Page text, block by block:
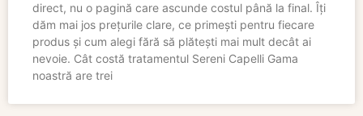
direct, nu o pagină care ascunde costul până la final. Îți
dăm mai jos prețurile clare, ce primești pentru fiecare
produs și cum alegi fără să plătești mai mult decât ai
nevoie. Cât costă tratamentul Sereni Capelli Gama
noastră are trei